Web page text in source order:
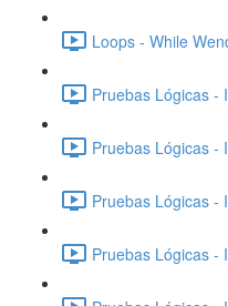
Loops - While
Pruebas Lógicas -
Pruebas Lógicas -
Pruebas Lógicas -
Pruebas Lógicas -